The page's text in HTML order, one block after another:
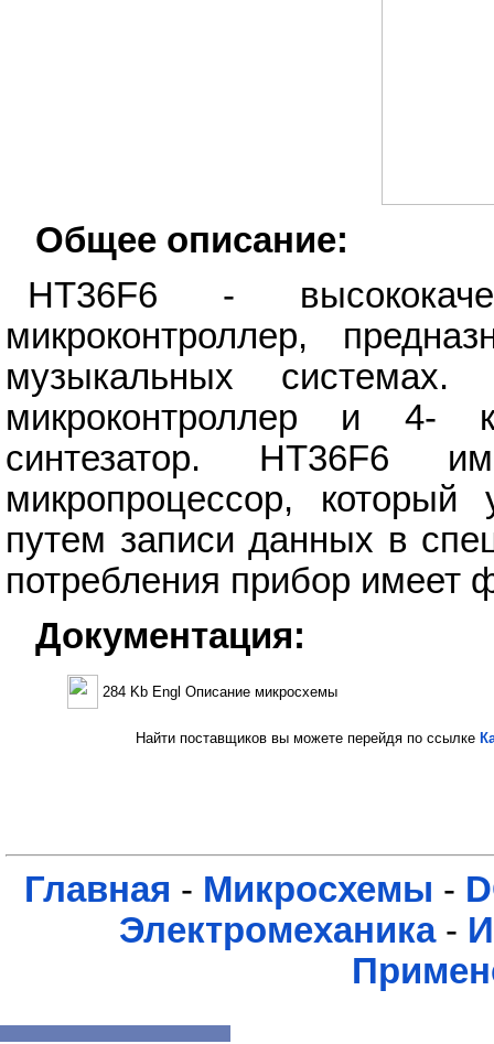
Общее описание:
HT36F6 -
микроконтроллер,
музыкальных
микроконтроллер и 4-
синтезатор. HT36F6
микропроцессор, который
путем записи данных в
потребления прибор имеет
Документация:
284 Kb Engl Описание микросхемы
Найти поставщиков вы можете перейдя по ссылке
Главная - Микросхемы -
Электромеханика-